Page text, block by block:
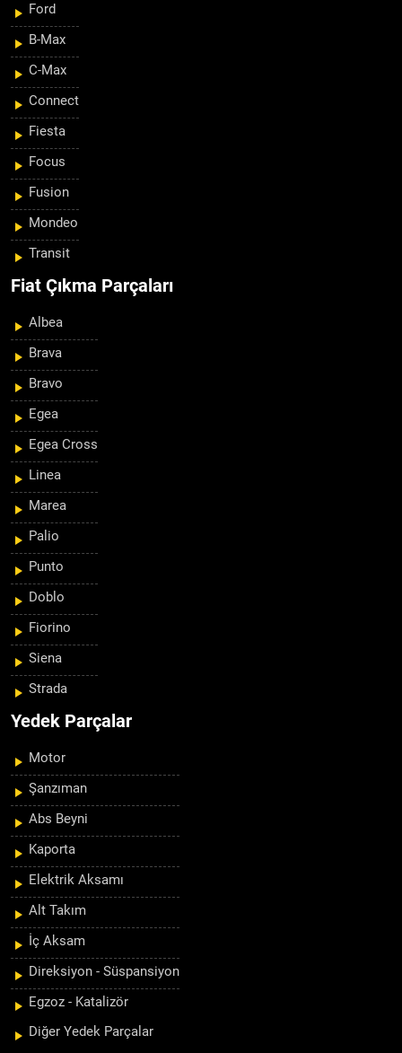
Ford
B-Max
C-Max
Connect
Fiesta
Focus
Fusion
Mondeo
Transit
Fiat Çıkma Parçaları
Albea
Brava
Bravo
Egea
Egea Cross
Linea
Marea
Palio
Punto
Doblo
Fiorino
Siena
Strada
Yedek Parçalar
Motor
Şanzıman
Abs Beyni
Kaporta
Elektrik Aksamı
Alt Takım
İç Aksam
Direksiyon - Süspansiyon
Egzoz - Katalizör
Diğer Yedek Parçalar